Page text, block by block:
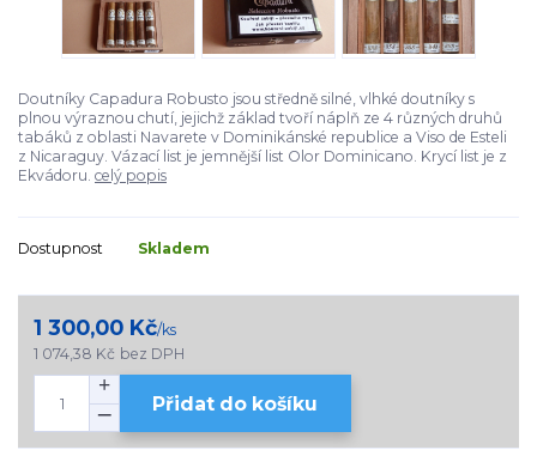
Doutníky Capadura Robusto jsou středně silné, vlhké doutníky s
plnou výraznou chutí, jejichž základ tvoří náplň ze 4 různých druhů
tabáků z oblasti Navarete v Dominikánské republice a Viso de Esteli
z Nicaraguy. Vázací list je jemnější list Olor Dominicano. Krycí list je z
Ekvádoru. celý popis
Dostupnost Skladem
1 300,00 Kč/ks
1 074,38 Kč bez DPH
Přidat do košíku